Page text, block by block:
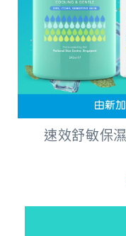
速效舒敏保